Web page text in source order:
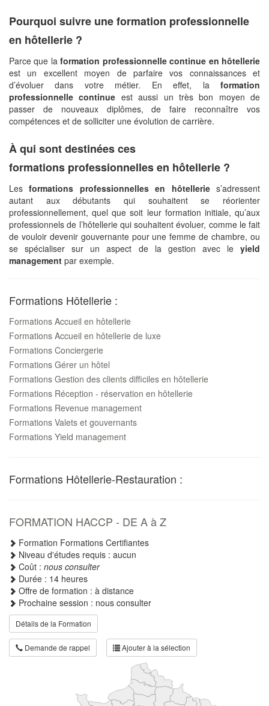
Pourquoi suivre une formation professionnelle
en hôtellerie ?
Parce que laformation professionnelle continue en hôtellerie
est un excellent moyen de parfaire vos connaissances et
d’évoluer dans votre métier. En effet, la formation
professionnelle continue est aussi un très bon moyen de
passer de nouveaux diplômes, de faire reconnaître vos
compétences et de solliciter une évolution de carrière.
À qui sont destinées ces
formations professionnelles en hôtellerie ?
Lesformations professionnelles en hôtelleries’adressent
autant aux débutants qui souhaitent se réorienter
professionnellement, quel que soit leur formation initiale, qu’aux
professionnels de l’hôtellerie qui souhaitent évoluer, comme le fait
de vouloir devenir gouvernante pour une femme de chambre, ou
se spécialiser sur un aspect de la gestion avec le yield
management par exemple.
Formations Hôtellerie :
Formations Accueil en hôtellerie
Formations Accueil en hôtellerie de luxe
Formations Conciergerie
Formations Gérer un hôtel
Formations Gestion des clients difficiles en hôtellerie
Formations Réception - réservation en hôtellerie
Formations Revenue management
Formations Valets et gouvernants
Formations Yield management
Formations Hôtellerie-Restauration :
FORMATION HACCP - DE A à Z
Formation Formations Certifiantes
Niveau d'études requis : aucun
Coût : nous consulter
Durée : 14 heures
Offre de formation : à distance
Prochaine session : nous consulter
Détails de la Formation
Demande de rappel Ajouter à la sélection